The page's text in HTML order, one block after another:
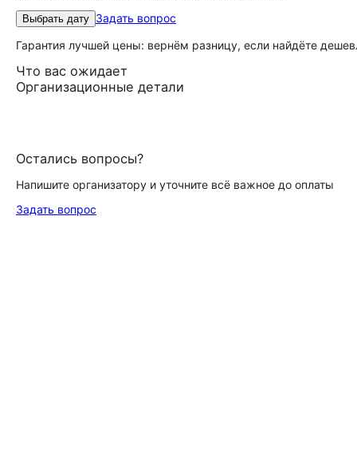
Выбрать дату Задать вопрос
Гарантия лучшей цены: вернём разницу, если найдёте
Что вас ожидает
Организационные детали
Остались вопросы?
Напишите организатору и уточните всё важное до оплаты
Задать вопрос